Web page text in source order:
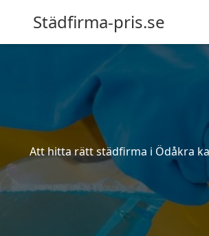
Städfirma-pris.se
Att hitta rätt städfirma i Ödåkra